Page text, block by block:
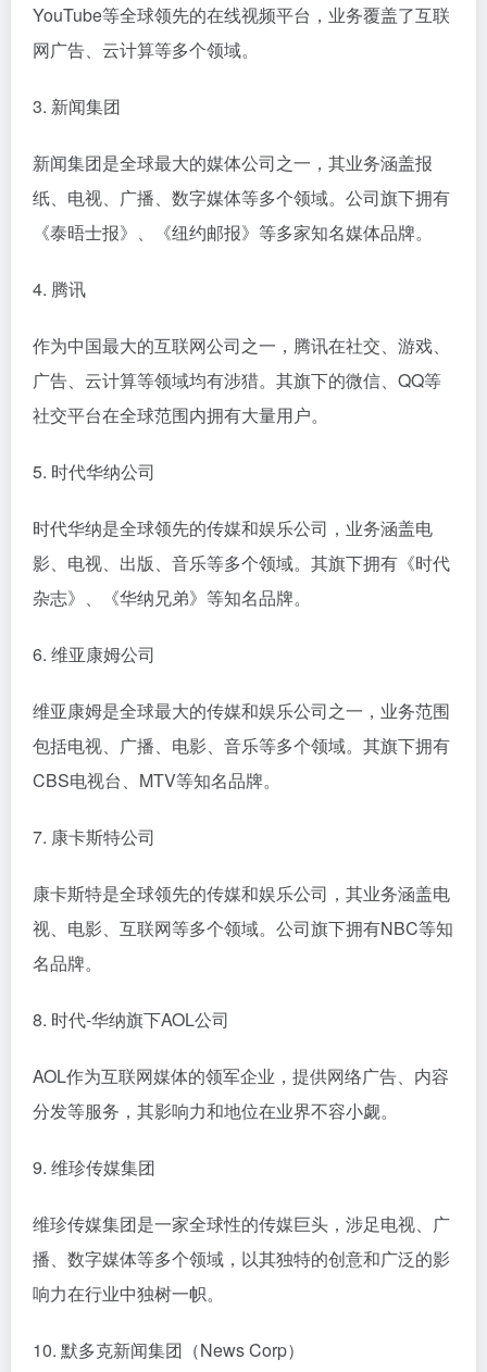
YouTube等全球领先的在线视频平台，业务覆盖了互联
网广告、云计算等多个领域。
3. 新闻集团
新闻集团是全球最大的媒体公司之一，其业务涵盖报
纸、电视、广播、数字媒体等多个领域。公司旗下拥有
《泰晤士报》、《纽约邮报》等多家知名媒体品牌。
4. 腾讯
作为中国最大的互联网公司之一，腾讯在社交、游戏、
广告、云计算等领域均有涉猎。其旗下的微信、QQ等
社交平台在全球范围内拥有大量用户。
5. 时代华纳公司
时代华纳是全球领先的传媒和娱乐公司，业务涵盖电
影、电视、出版、音乐等多个领域。其旗下拥有《时代
杂志》、《华纳兄弟》等知名品牌。
6. 维亚康姆公司
维亚康姆是全球最大的传媒和娱乐公司之一，业务范围
包括电视、广播、电影、音乐等多个领域。其旗下拥有
CBS电视台、MTV等知名品牌。
7. 康卡斯特公司
康卡斯特是全球领先的传媒和娱乐公司，其业务涵盖电
视、电影、互联网等多个领域。公司旗下拥有NBC等知
名品牌。
8. 时代-华纳旗下AOL公司
AOL作为互联网媒体的领军企业，提供网络广告、内容
分发等服务，其影响力和地位在业界不容小觑。
9. 维珍传媒集团
维珍传媒集团是一家全球性的传媒巨头，涉足电视、广
播、数字媒体等多个领域，以其独特的创意和广泛的影
响力在行业中独树一帜。
10. 默多克新闻集团（News Corp）